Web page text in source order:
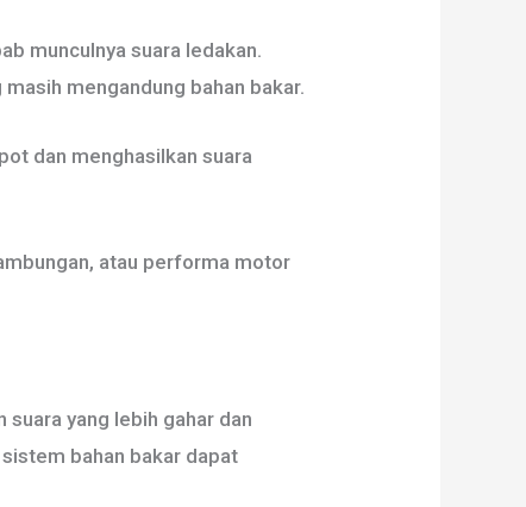
munculnya suara ledakan.
mengandung bahan bakar.
dan menghasilkan suara
atau performa motor
yang lebih gahar dan
bahan bakar dapat